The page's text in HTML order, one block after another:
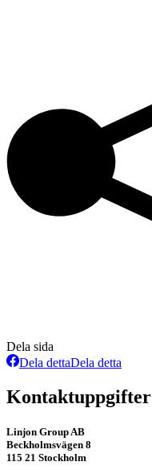
Dela sida
Dela dettaDela detta
Kontaktuppgifter
Linjon Group AB
Beckholmsvägen 8
115 21 Stockholm